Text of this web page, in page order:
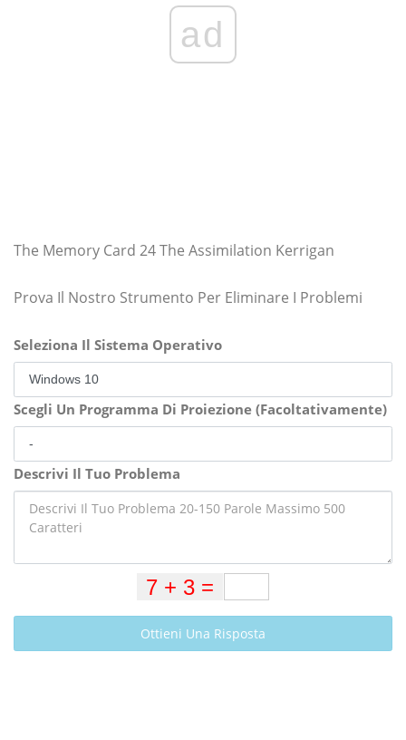
ad
The Memory Card 24 The Assimilation Kerrigan
Prova Il Nostro Strumento Per Eliminare I Problemi
Seleziona Il Sistema Operativo
Scegli Un Programma Di Proiezione (Facoltativamente)
Descrivi Il Tuo Problema
Ottieni Una Risposta